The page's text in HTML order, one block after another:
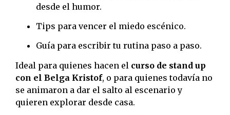
desde el humor.
Tips para vencer el miedo escénico.
Guía para escribir tu rutina paso a paso.
Ideal para quienes hacen el curso de stand up
con el Belga Kristof, o para quienes todavía no
se animaron a dar el salto al escenario y
quieren explorar desde casa.